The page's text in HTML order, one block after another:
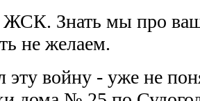
Знать мы про
не желаем.
эту войну - уже не